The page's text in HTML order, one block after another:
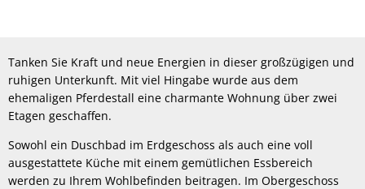
Tanken Sie Kraft und neue Energien in dieser großzügigen und
ruhigen Unterkunft. Mit viel Hingabe wurde aus dem
ehemaligen Pferdestall eine charmante Wohnung über zwei
Etagen geschaffen.
Sowohl ein Duschbad im Erdgeschoss als auch eine voll
ausgestattete Küche mit einem gemütlichen Essbereich
werden zu Ihrem Wohlbefinden beitragen. Im Obergeschoss